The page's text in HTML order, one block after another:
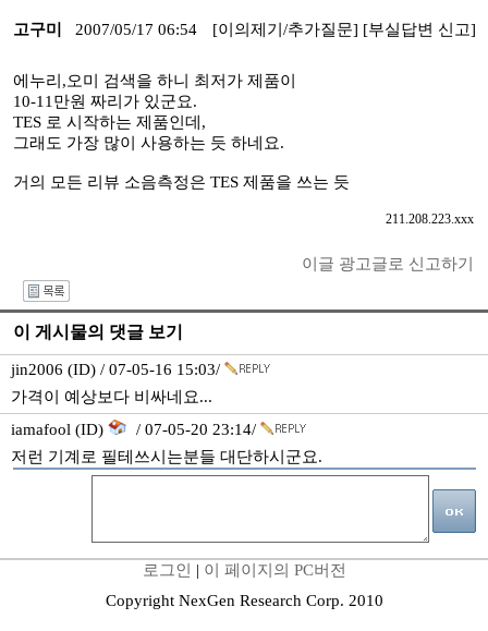
고구미 2007/05/17 06:54 [이의제기/추가질문] [부실답변 신고]
에누리,오미 검색을 하니 최저가 제품이
10-11만원 짜리가 있군요.
TES 로 시작하는 제품인데,
그래도 가장 많이 사용하는 듯 하네요.
거의 모든 리뷰 소음측정은 TES 제품을 쓰는 듯
211.208.223.xxx
이글 광고글로 신고하기
이 게시물의 댓글 보기
jin2006 (ID) / 07-05-16 15:03/
가격이 예상보다 비싸네요...
iamafool (ID)
/ 07-05-20 23:14/
저런 기계로 필테쓰시는분들 대단하시군요.
로그인 | 이 페이지의 PC버전
Copyright NexGen Research Corp. 2010